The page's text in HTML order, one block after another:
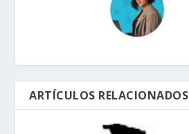
ARTÍCULOS RELACIONADOS